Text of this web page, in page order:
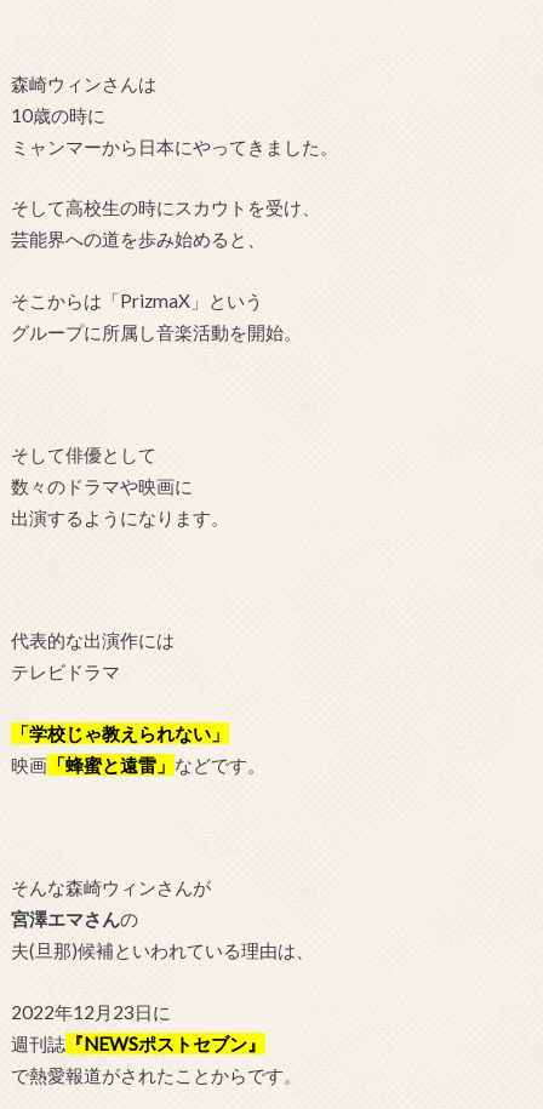
森崎ウィンさんは
10歳の時に
ミャンマーから日本にやってきました。
そして高校生の時にスカウトを受け、
芸能界への道を歩み始めると、
そこからは「PrizmaX」という
グループに所属し音楽活動を開始。
そして俳優として
数々のドラマや映画に
出演するようになります。
代表的な出演作には
テレビドラマ
「学校じゃ教えられない」
映画「蜂蜜と遠雷」 などです。
そんな森崎ウィンさんが
宮澤エマさんの
夫(旦那)候補といわれている理由は、
2022年12月23日に
週刊誌『NEWSポストセブン』
で熱愛報道がされたことからです。